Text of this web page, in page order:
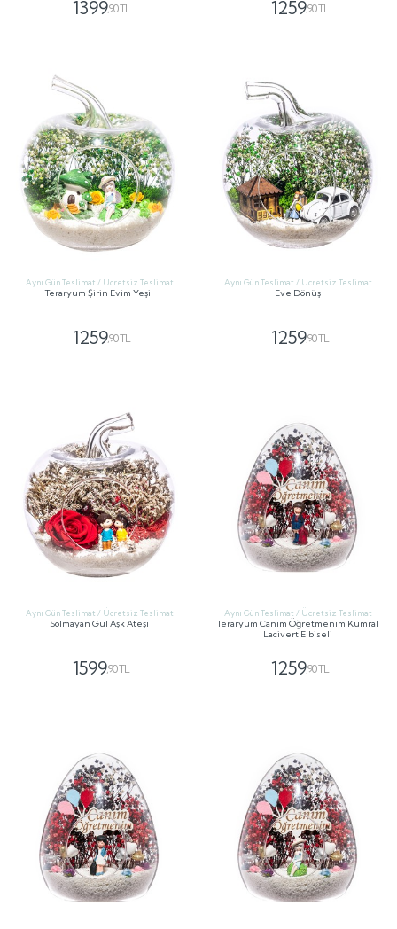
1399,90 TL 1259,90 TL
Aynı Gün Teslimat / Ücretsiz Teslimat
Teraryum Şirin Evim Yeşil
1259,90 TL
Aynı Gün Teslimat / Ücretsiz Teslimat
Eve Dönüş
1259,90 TL
Aynı Gün Teslimat / Ücretsiz Teslimat
Solmayan Gül Aşk Ateşi
1599,90 TL
Aynı Gün Teslimat / Ücretsiz Teslimat
Teraryum Canım Öğretmenim Kumral
Lacivert Elbiseli
1259,90 TL